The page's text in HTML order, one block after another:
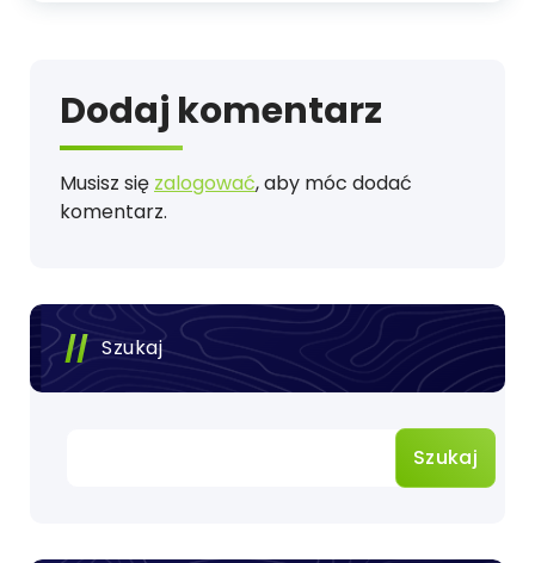
Dodaj komentarz
Musisz się zalogować, aby móc dodać
komentarz.
Szukaj
Szukaj